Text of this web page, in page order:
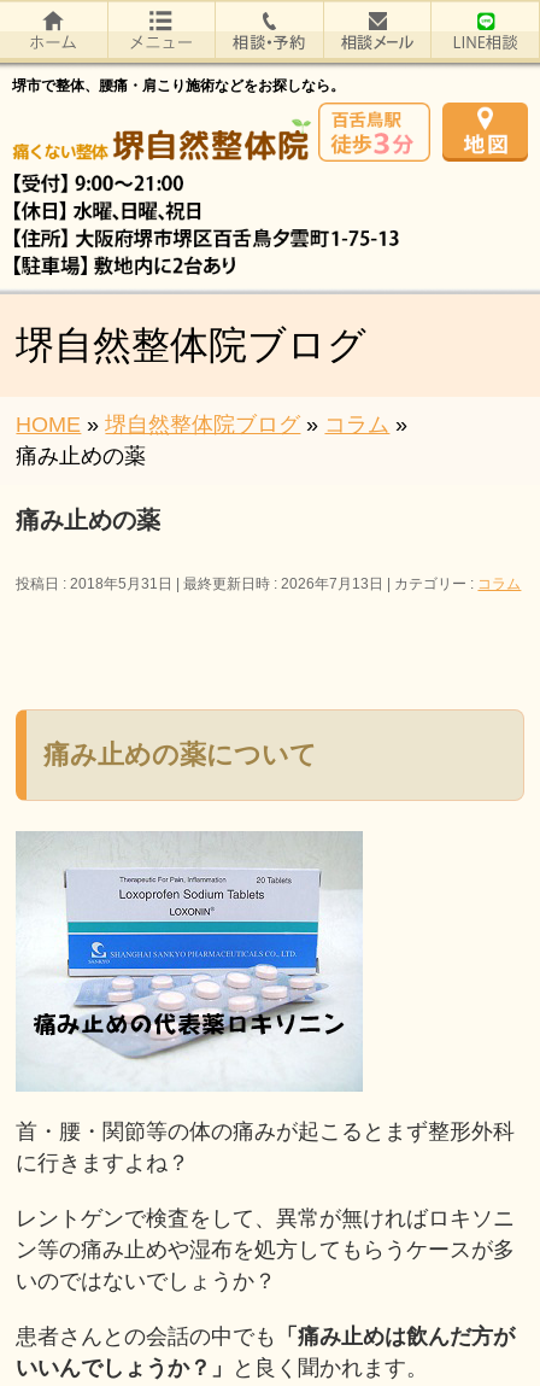
堺市で整体、腰痛・肩こり施術などをお探しなら。
堺自然整体院ブログ
HOME » 堺自然整体院ブログ» コラム »
痛み止めの薬
痛み止めの薬
投稿日 : 2018年5月31日 最終更新日時 : 2026年7月13日 カテゴリー : コラム
痛み止めの薬について
首・腰・関節等の体の痛みが起こるとまず整形外科
に行きますよね？
レントゲンで検査をして、異常が無ければロキソニ
ン等の痛み止めや湿布を処方してもらうケースが多
いのではないでしょうか？
患者さんとの会話の中でも
「痛み止めは飲んだ方が
いいんでしょうか？」
と良く聞かれます。